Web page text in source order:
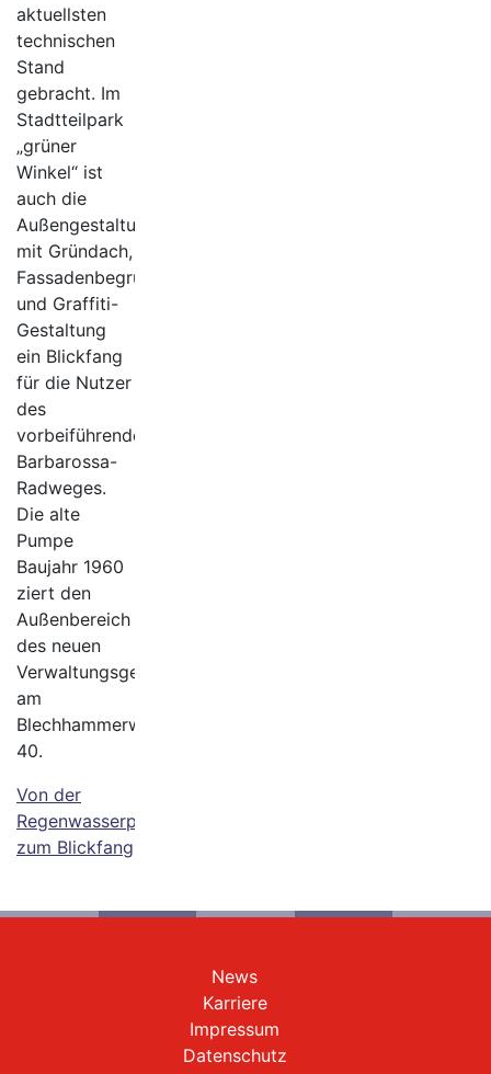
aktuellsten
technischen
Stand
gebracht. Im
Stadtteilpark
„grüner
Winkel“ ist
auch die
Außengestaltung
mit Gründach,
Fassadenbegrünung
und Graffiti-
Gestaltung
ein Blickfang
für die Nutzer
des
vorbeiführenden
Barbarossa-
Radweges.
Die alte
Pumpe
Baujahr 1960
ziert den
Außenbereich
des neuen
Verwaltungsgebäudes
am
Blechhammerweg
40.
Von der
Regenwasserpumpe
zum Blickfang
News
Karriere
Impressum
Datenschutz